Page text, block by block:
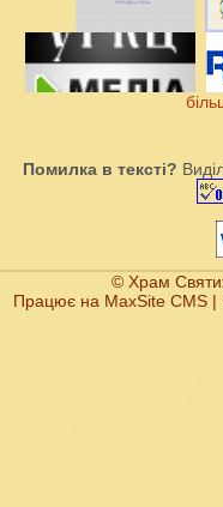
Помилка в тексті?
© Храм
Працює на MaxSite CMS|